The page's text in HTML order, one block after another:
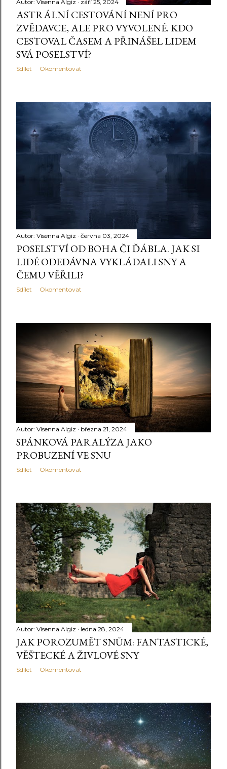
Autor: Visenna Algiz září 25, 2024
ASTRÁLNÍ CESTOVÁNÍ NENÍ PRO
ZVĚDAVCE, ALE PRO VYVOLENÉ. KDO
CESTOVAL ČASEM A PŘINÁŠEL LIDEM
SVÁ POSELSTVÍ?
Sdílet Okomentovat
Autor: Visenna Algiz června 03, 2024
POSELSTVÍ OD BOHA ČI ĎÁBLA. JAK SI
LIDÉ ODEDÁVNA VYKLÁDALI SNY A
ČEMU VĚŘILI?
Sdílet Okomentovat
Autor: Visenna Algiz března 21, 2024
SPÁNKOVÁ PARALÝZA JAKO
PROBUZENÍ VE SNU
Sdílet Okomentovat
Autor: Visenna Algiz ledna 28, 2024
JAK POROZUMĚT SNŮM: FANTASTICKÉ,
VĚŠTECKÉ A ŽIVLOVÉ SNY
Sdílet Okomentovat